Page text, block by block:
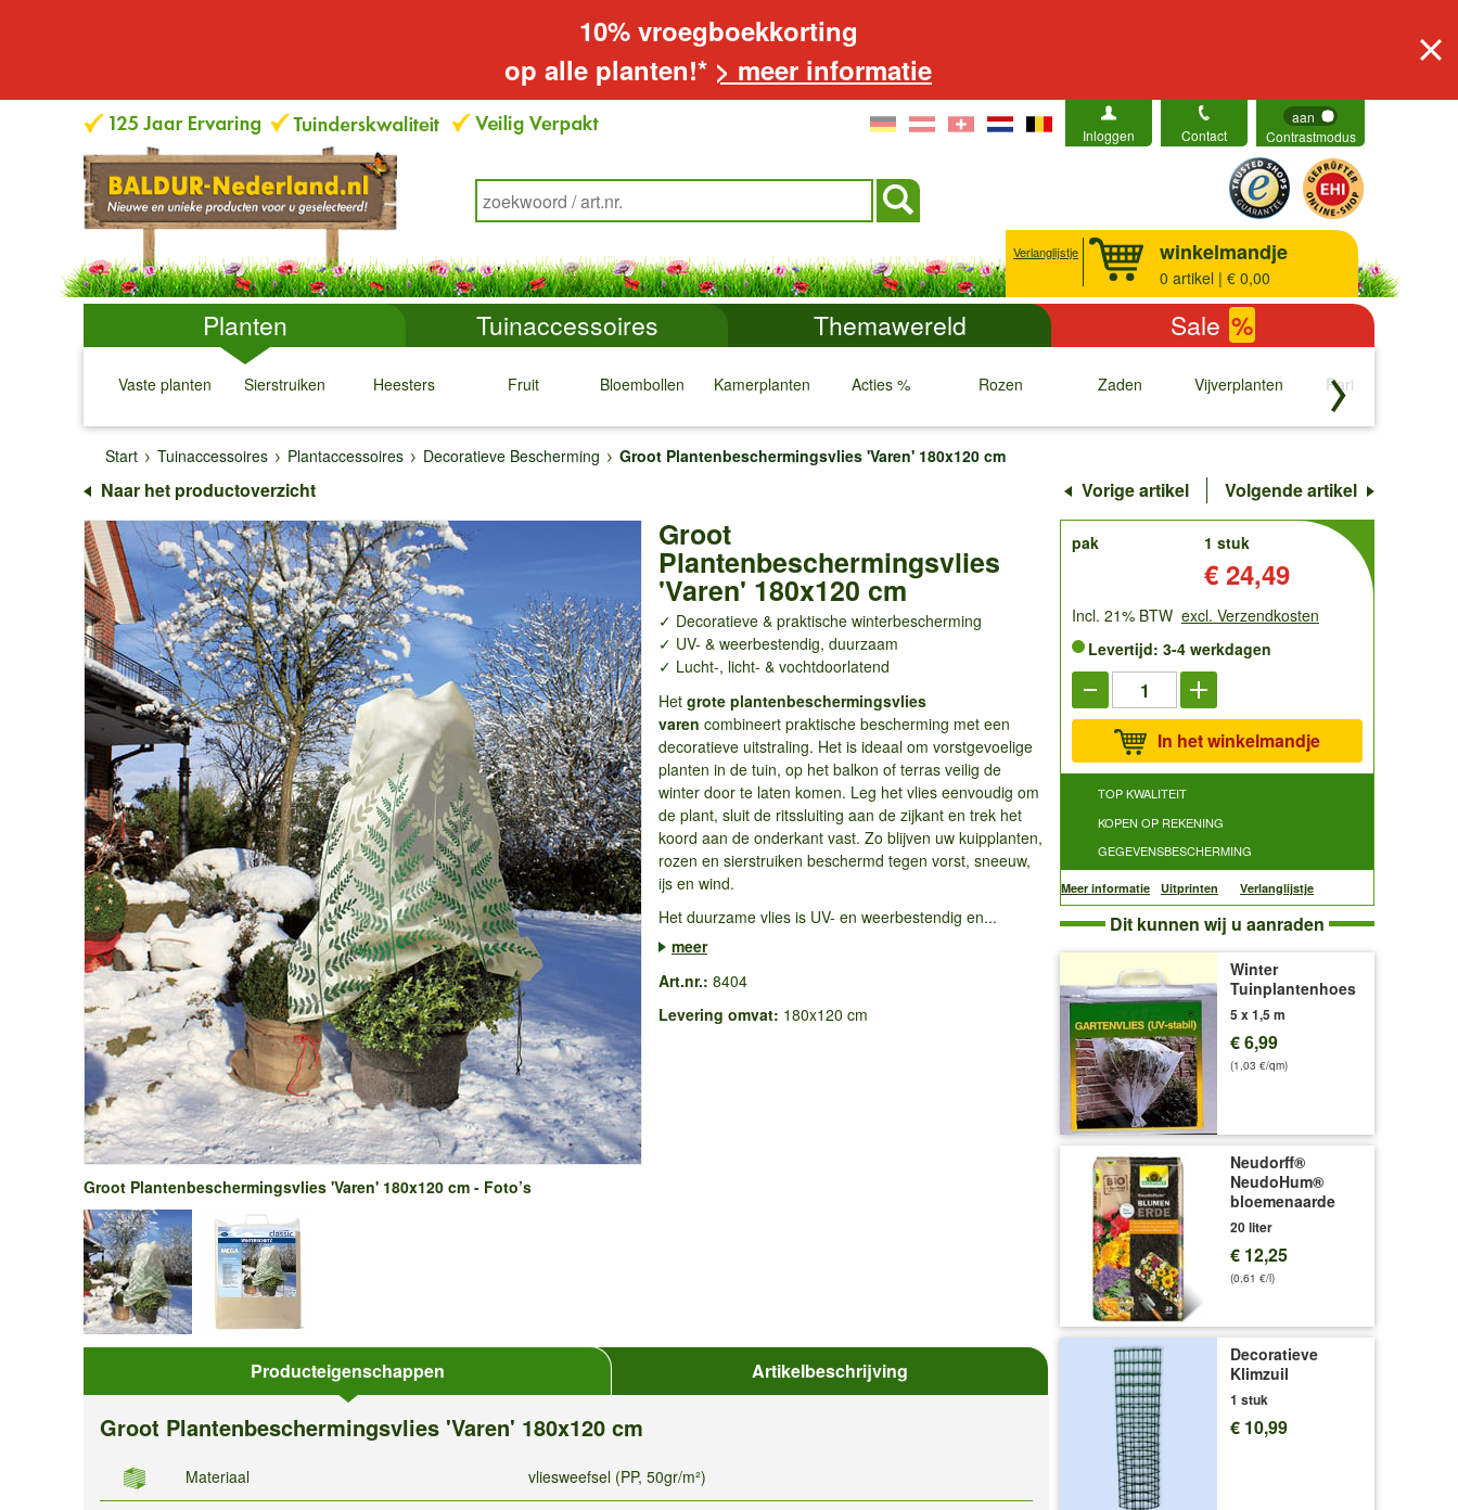
10% vroegboekkorting
op alle planten!* > meer informatie
Inloggen Contact
aan
Contrastmodus
Verlanglijstje winkelmandje
0 artikel | € 0,00
Planten Tuinaccessoires Themawereld Sale %
Vaste planten
↓
Sierstruiken
↓
Heesters
↓
Fruit
↓
Bloembollen
↓
Kamerplanten
↓
Acties %
↓
Rozen
↓
Zaden
↓
Vijverplanten
↓
Rariteiten
↓
Start
Tuinaccessoires Plantaccessoires Decoratieve Bescherming Groot Plantenbeschermingsvlies 'Varen' 180x120 cm
Naar het productoverzicht Vorige artikel Volgende artikel
Groot
Plantenbeschermingsvlies
'Varen' 180x120 cm
✓ Decoratieve & praktische winterbescherming
✓ UV- & weerbestendig, duurzaam
✓ Lucht-, licht- & vochtdoorlatend
Het grote plantenbeschermingsvlies
varen combineert praktische bescherming met een
decoratieve uitstraling. Het is ideaal om vorstgevoelige
planten in de tuin, op het balkon of terras veilig de
winter door te laten komen. Leg het vlies eenvoudig om
de plant, sluit de ritssluiting aan de zijkant en trek het
koord aan de onderkant vast. Zo blijven uw kuipplanten,
rozen en sierstruiken beschermd tegen vorst, sneeuw,
ijs en wind.
Het duurzame vlies is UV- en weerbestendig en...
meer
Art.nr.: 8404
Levering omvat: 180x120 cm
Groot Plantenbeschermingsvlies 'Varen' 180x120 cm - Foto’s
Producteigenschappen Artikelbeschrijving
Groot Plantenbeschermingsvlies 'Varen' 180x120 cm
Materiaal vliesweefsel (PP, 50gr/m²)
order
pak
1 stuk
€ 24,49
Incl. 21% BTW excl. Verzendkosten
Levertijd: 3-4 werkdagen
In het winkelmandje
TOP KWALITEIT
KOPEN OP REKENING
GEGEVENSBESCHERMING
Meer informatie Uitprinten Verlanglijstje
Dit kunnen wij u aanraden
Winter
Tuinplantenhoes
5 x 1,5 m
€ 6,99
(1,03 €/qm)
Neudorff®
NeudoHum®
bloemenaarde
20 liter
€ 12,25
(0,61 €/l)
Decoratieve
Klimzuil
1 stuk
€ 10,99